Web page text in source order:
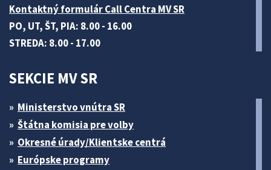
Kontaktný formulár Call Centra MV SR
PO, UT, ŠT, PIA: 8.00 - 16.00
STREDA: 8.00 - 17.00
SEKCIE MV SR
Ministerstvo vnútra SR
Štátna komisia pre volby
Okresné úrady/Klientske centrá
Európske programy